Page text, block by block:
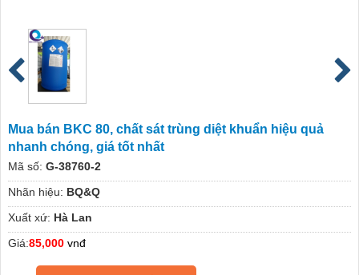
Mua bán BKC 80, chất sát trùng diệt khuẩn hiệu quả
nhanh chóng, giá tốt nhất
Mã số: G-38760-2
Nhãn hiệu: BQ&Q
Xuất xứ: Hà Lan
Giá:85,000 vnđ